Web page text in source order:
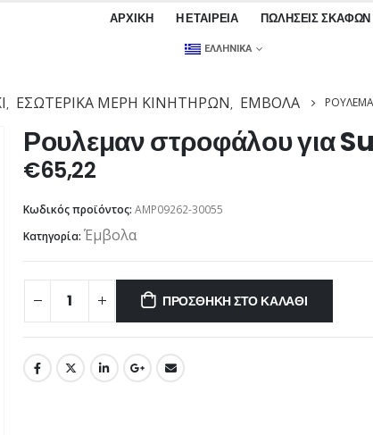
ΑΡΧΙΚΉ Η ΕΤΑΙΡΕΊΑ ΠΩΛΉΣΕΙΣ ΣΚΑΦΏΝ
ΕΛΛΗΝΙΚΆ
, ΕΣΩΤΕΡΙΚΆ ΜΈΡΗ ΚΙΝΗΤΉΡΩΝ, ΈΜΒΟΛΑ
Ρουλεμαν στροφάλου για
€65,22
Κωδικός προϊόντος: AMP09262-30055
Κατηγορία: Έμβολα
ΠΡΟΣΘΉΚΗ ΣΤΟ ΚΑΛΆΘΙ